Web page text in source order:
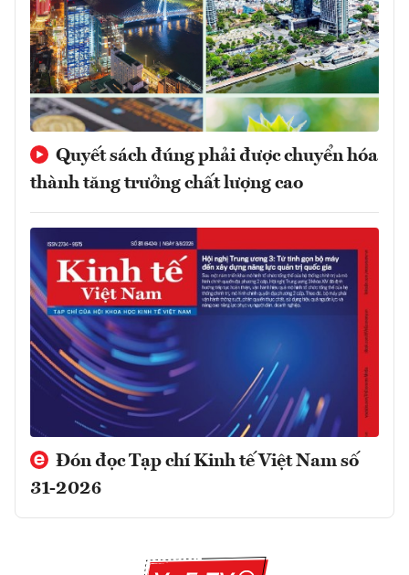
Quyết sách đúng phải được chuyển hóa
thành tăng trưởng chất lượng cao
Đón đọc Tạp chí Kinh tế Việt Nam số
31-2026